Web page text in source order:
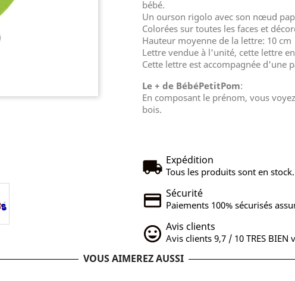
bébé.
Un ourson rigolo avec son nœud
Colorées sur toutes les faces et
Hauteur moyenne de la lettre: 10 cm
Lettre vendue à l'unité, cette lettre
Cette lettre est accompagnée d'une
Le + de BébéPetitPom:
En composant le prénom, vous
bois.
Expédition
Tous les produits sont en
Sécurité
Paiements 100% sécurisés
Avis clients
Avis clients 9,7 / 10 TRES
VOUS AIMEREZ AUSSI